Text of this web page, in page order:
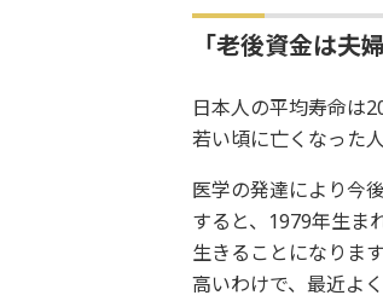
「老後資金は夫
日本人の平均寿命は
若い頃に亡くなった
医学の発達により今
すると、1979年生ま
生きることになりま
高いわけで、最近よ